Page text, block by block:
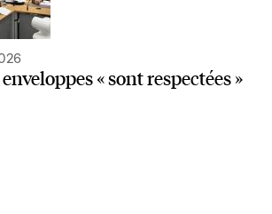
« sont respectées »